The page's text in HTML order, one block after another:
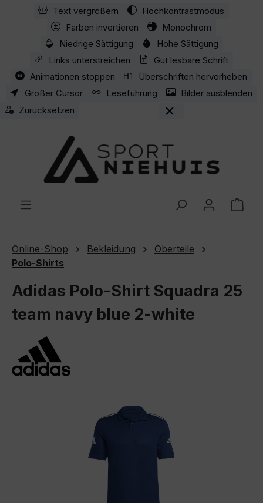
Zum Hauptinhalt springen
Text vergrößern
Hochkontrastmodus
Farben invertieren
Monochrom
Niedrige Sättigung
Hohe Sättigung
Links unterstreichen
Gut lesbare Schrift
Animationen stoppen
Überschriften hervorheben
Großer Cursor
Leseführung
Bilder ausblenden
Zurücksetzen
Online-Shop Bekleidung
Oberteile
Polo-Shirts
Adidas Polo-Shirt Squadra 25
team navy blue 2-white
Bildergalerie überspringen